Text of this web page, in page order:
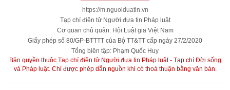
https://m.nguoiduatin.vn
Tạp chí điện tử Người đưa tin Pháp luật
Cơ quan chủ quản: Hội Luật gia Việt Nam
Giấy phép số 80/GP-BTTTT của Bộ TT&TT cấp ngày 27/2/2020
Tổng biên tập: Phạm Quốc Huy
Bản quyền thuộc Tạp chí điện tử Người đưa tin Pháp luật - Tạp chí Đời sống
và Pháp luật. Chỉ được phép dẫn nguồn khi có thoả thuận bằng văn bản.